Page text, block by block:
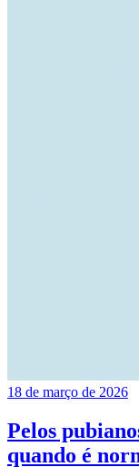
18 de março de 2026
Pelos
quando é